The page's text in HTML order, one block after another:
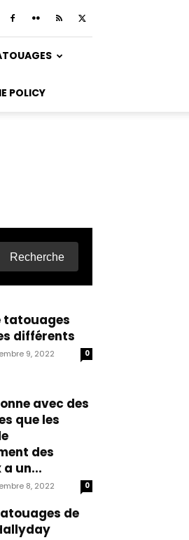
POLICY
Recherche
tatouages
différents
9, 2022 0
avec des
que les
des
un...
8, 2022 0
de